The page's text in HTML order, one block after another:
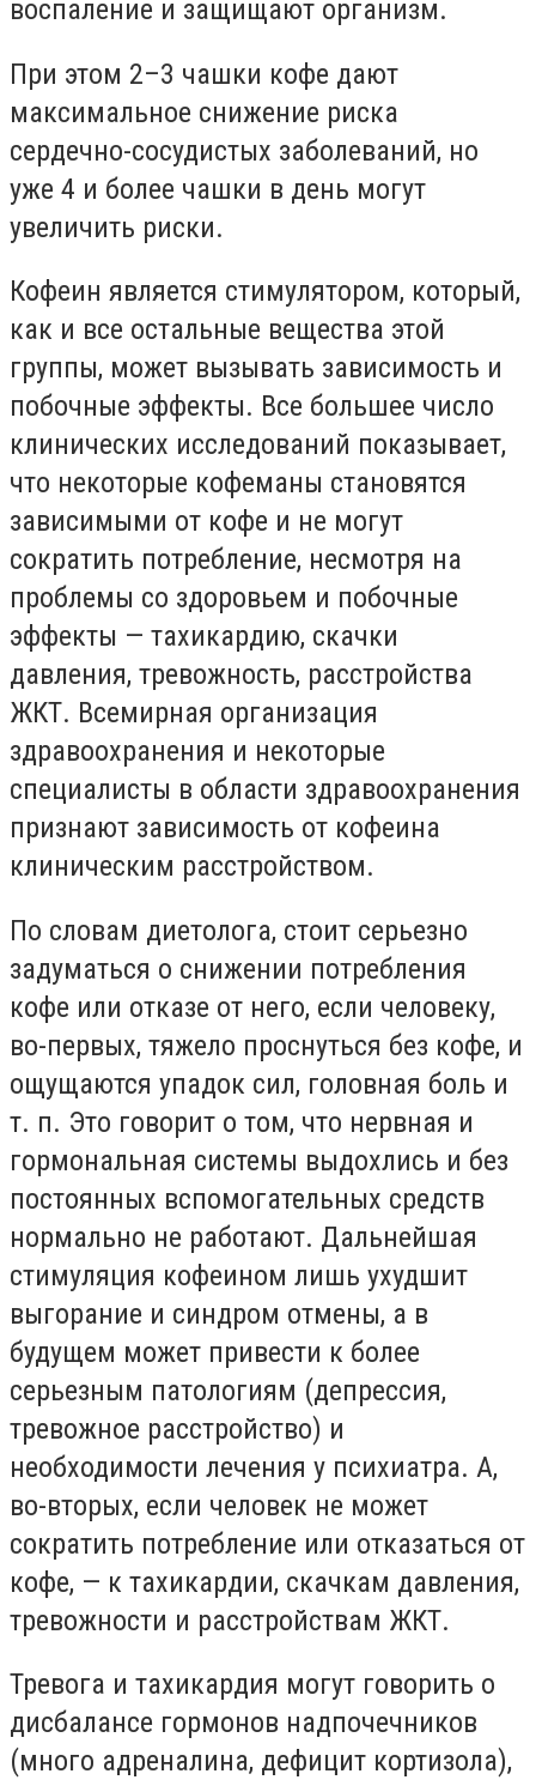
воспаление и защищают организм.
При этом 2–3 чашки кофе дают
максимальное снижение риска
сердечно-сосудистых заболеваний, но
уже 4 и более чашки в день могут
увеличить риски.
Кофеин является стимулятором, который,
как и все остальные вещества этой
группы, может вызывать зависимость и
побочные эффекты. Все большее число
клинических исследований показывает,
что некоторые кофеманы становятся
зависимыми от кофе и не могут
сократить потребление, несмотря на
проблемы со здоровьем и побочные
эффекты — тахикардию, скачки
давления, тревожность, расстройства
ЖКТ. Всемирная организация
здравоохранения и некоторые
специалисты в области здравоохранения
признают зависимость от кофеина
клиническим расстройством.
По словам диетолога, стоит серьезно
задуматься о снижении потребления
кофе или отказе от него, если человеку,
во-первых, тяжело проснуться без кофе, и
ощущаются упадок сил, головная боль и
т. п. Это говорит о том, что нервная и
гормональная системы выдохлись и без
постоянных вспомогательных средств
нормально не работают. Дальнейшая
стимуляция кофеином лишь ухудшит
выгорание и синдром отмены, а в
будущем может привести к более
серьезным патологиям (депрессия,
тревожное расстройство) и
необходимости лечения у психиатра. А,
во-вторых, если человек не может
сократить потребление или отказаться от
кофе, — к тахикардии, скачкам давления,
тревожности и расстройствам ЖКТ.
Тревога и тахикардия могут говорить о
дисбалансе гормонов надпочечников
(много адреналина, дефицит кортизола),